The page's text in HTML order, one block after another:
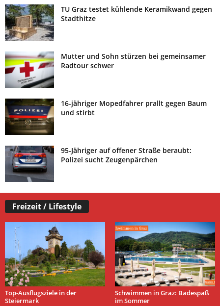
TU Graz testet kühlende Keramikwand gegen
Stadthitze
Mutter und Sohn stürzen bei gemeinsamer
Radtour schwer
16-jähriger Mopedfahrer prallt gegen Baum
und stirbt
95-Jähriger auf offener Straße beraubt:
Polizei sucht Zeugenpärchen
Freizeit / Lifestyle
Top-Ausflugsziele in der
Steiermark
Schwimmen in Graz: Badespaß
im Sommer